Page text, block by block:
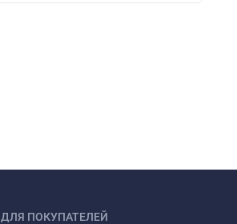
ДЛЯ ПОКУПАТЕЛЕЙ